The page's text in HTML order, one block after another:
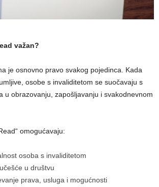
važan?
je osnovno pravo svakog pojedinca. Kada
osobe s invaliditetom se suočavaju s
u obrazovanju, zapošljavanju i svakodnevnom
omogućavaju:
osoba s invaliditetom
u društvu
prava, usluga i mogućnosti